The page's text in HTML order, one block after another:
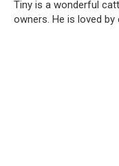
Tiny is a wonderful
owners. He is loved by